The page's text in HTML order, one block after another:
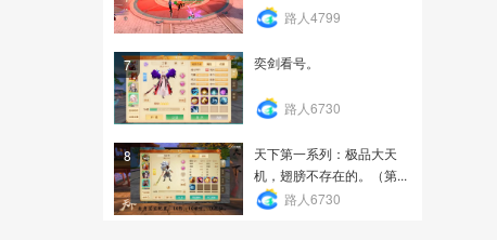
路人4799
7 奕剑看号。
路人6730
8
天下第一系列：极品大天
机，翅膀不存在的。（第...
路人6730